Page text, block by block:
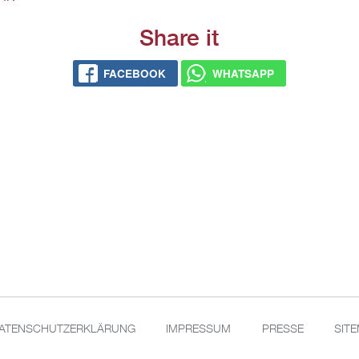
Share it
FACE­BOOK WHATS­APP
IM­PRES­SUM PRES­SE